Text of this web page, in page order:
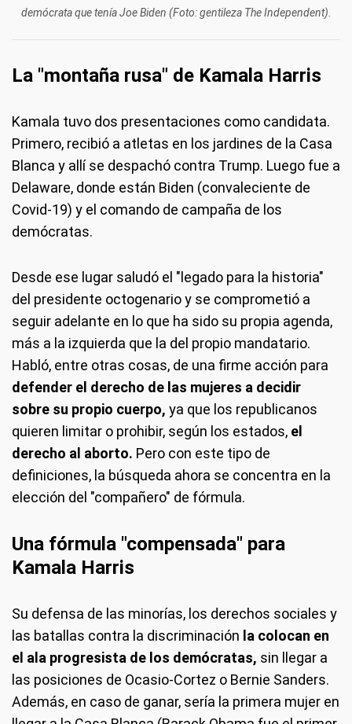
demócrata que tenía Joe Biden (Foto: gentileza The Independent).
La "montaña rusa" de Kamala Harris
Kamala tuvo dos presentaciones como candidata.
Primero, recibió a atletas en los jardines de la Casa
Blanca y allí se despachó contra Trump. Luego fue a
Delaware, donde están Biden (convaleciente de
Covid-19) y el comando de campaña de los
demócratas.
Desde ese lugar saludó el "legado para la historia"
del presidente octogenario y se comprometió a
seguir adelante en lo que ha sido su propia agenda,
más a la izquierda que la del propio mandatario.
Habló, entre otras cosas, de una firme acción para
defender el derecho de las mujeres a decidir
sobre su propio cuerpo, ya que los republicanos
quieren limitar o prohibir, según los estados, el
derecho al aborto. Pero con este tipo de
definiciones, la búsqueda ahora se concentra en la
elección del "compañero" de fórmula.
Una fórmula "compensada" para
Kamala Harris
Su defensa de las minorías, los derechos sociales y
las batallas contra la discriminación la colocan en
el ala progresista de los demócratas, sin llegar a
las posiciones de Ocasio-Cortez o Bernie Sanders.
Además, en caso de ganar, sería la primera mujer en